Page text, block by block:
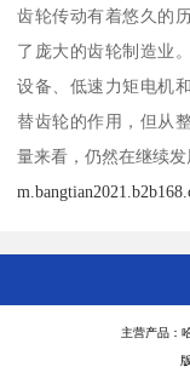
齿轮传动有着悠久的
了庞大的齿轮制造业
设备、低速力矩电机
替齿轮的作用，但从
量来看，仍然在继续发
主营产品：